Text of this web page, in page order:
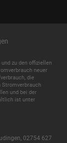
zu den offiziellen
neuer
die
Stromverbrauch
und bei der
ist unter
02754 627